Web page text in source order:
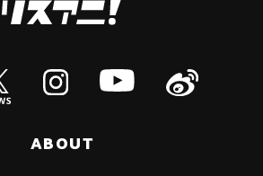
ABOUT